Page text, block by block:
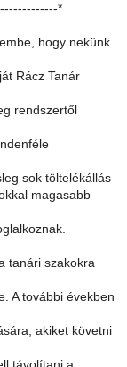
*
hogy nekünk
Rácz Tanár
rendszertől
sok töltelékállás
magasabb
tanári szakokra
A további években
akiket követni